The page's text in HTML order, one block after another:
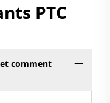
PTC
comment